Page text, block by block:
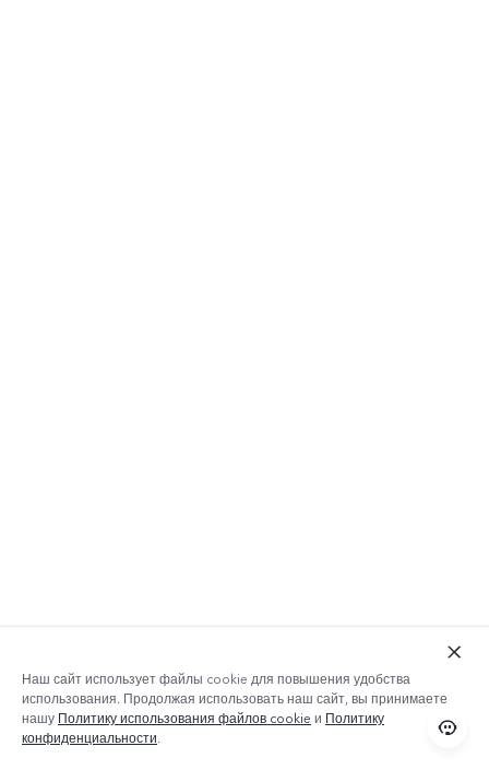
Наш сайт использует файлы cookie для повышения удобства
использования. Продолжая использовать наш сайт, вы принимаете
нашу Политику использования файлов cookie и Политику
конфиденциальности.